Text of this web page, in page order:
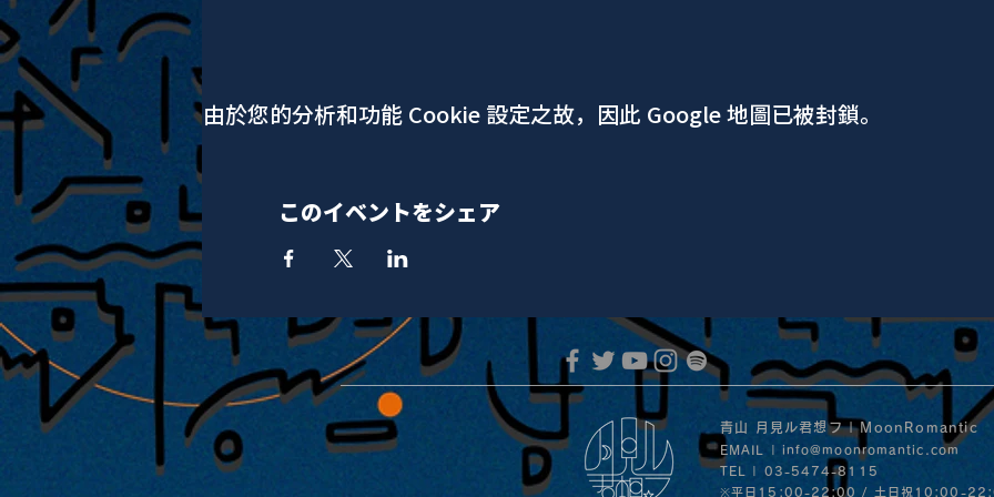
由於您的分析和功能 Cookie 設定之故，因此 Google 地圖已被封鎖。
このイベントをシェア
青山 月見ル君想フ | MoonRomantic
EMAIL |
info@moonromantic.com
TEL | 03-5474-8115
※平日15:00-22:00 / 土日祝10:00-